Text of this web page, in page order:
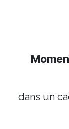
dans un